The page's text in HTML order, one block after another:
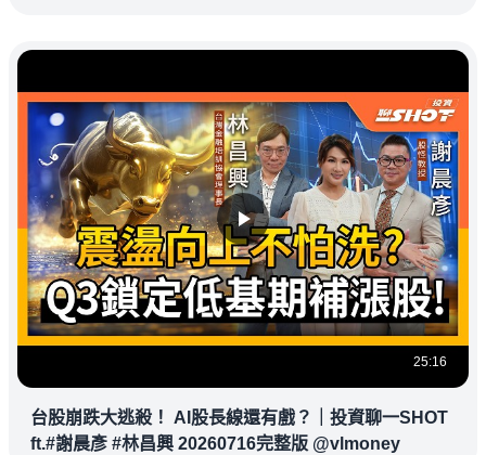
25:16
台股崩跌大逃殺！ AI股長線還有戲？｜投資聊一SHOT
ft.#謝晨彥 #林昌興 20260716完整版 @vlmoney